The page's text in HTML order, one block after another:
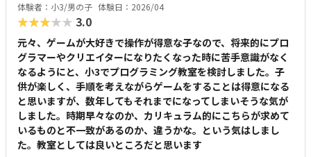
体験者：小3/男の子 体験日：2026/04
★★★★★ 3.0
元々、ゲームが大好きで操作が得意な子なので、将来的にプロ
グラマーやクリエイターになりたくなった時に苦手意識がなく
なるようにと、小3でプログラミング教室を検討しました。子
供が楽しく、手順を考えながらゲームをすることは得意になる
と思いますが、数年してもそれまでになってしまいそうな気が
しました。時期早々なのか、カリキュラム的にこちらが求めて
いるものと不一致があるのか、違うかな。という気はしまし
た。教室としては良いところだと思います